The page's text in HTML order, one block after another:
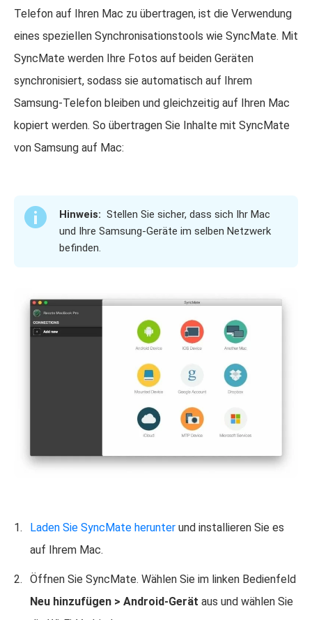
Telefon auf Ihren Mac zu übertragen, ist die Verwendung
eines speziellen Synchronisationstools wie SyncMate. Mit
SyncMate werden Ihre Fotos auf beiden Geräten
synchronisiert, sodass sie automatisch auf Ihrem
Samsung-Telefon bleiben und gleichzeitig auf Ihren Mac
kopiert werden. So übertragen Sie Inhalte mit SyncMate
von Samsung auf Mac:
Hinweis: Stellen Sie sicher, dass sich Ihr Mac
und Ihre Samsung-Geräte im selben Netzwerk
befinden.
Laden Sie SyncMate herunter und installieren Sie es
auf Ihrem Mac.
Öffnen Sie SyncMate. Wählen Sie im linken Bedienfeld
Neu hinzufügen > Android-Gerät aus und wählen Sie